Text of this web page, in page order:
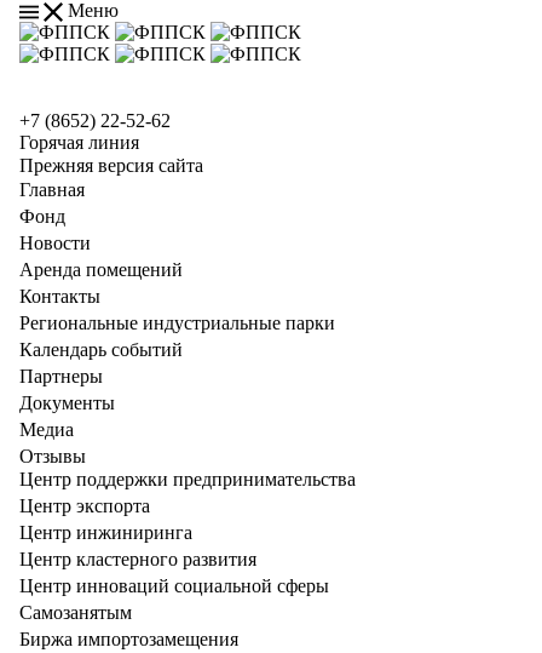
Меню
+7 (8652) 22-52-62
Горячая линия
Прежняя версия сайта
Главная
Фонд
Новости
Аренда помещений
Контакты
Региональные индустриальные парки
Календарь событий
Партнеры
Документы
Медиа
Отзывы
Центр поддержки предпринимательства
Центр экспорта
Центр инжиниринга
Центр кластерного развития
Центр инноваций социальной сферы
Cамозанятым
Биржа импортозамещения